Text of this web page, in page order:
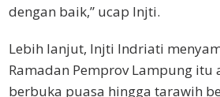
dengan baik,” ucap Injti.
Lebih lanjut, Injti Indriati
Ramadan Pemprov Lampung itu
berbuka puasa hingga tarawih